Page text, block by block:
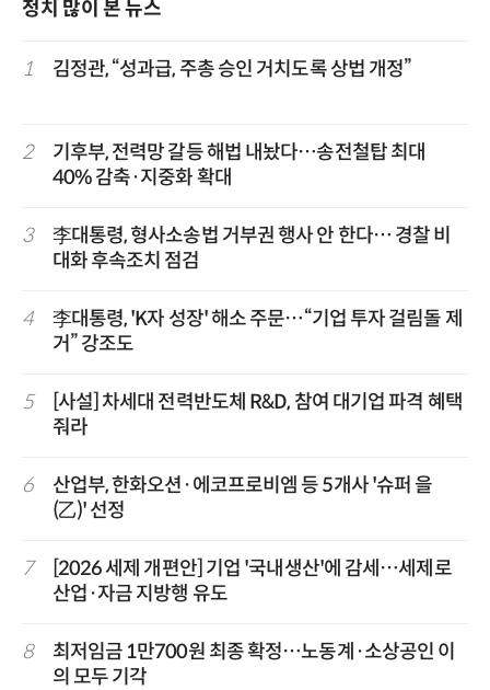
정치 많이 본 뉴스
1 김정관, “성과급, 주총 승인 거치도록 상법 개정”
2
기후부, 전력망 갈등 해법 내놨다…송전철탑 최대
40% 감축·지중화 확대
3
李대통령, 형사소송법 거부권 행사 안 한다… 경찰 비
대화 후속조치 점검
4
李대통령, 'K자 성장' 해소 주문…“기업 투자 걸림돌 제
거” 강조도
5
[사설] 차세대 전력반도체 R&D, 참여 대기업 파격 혜택
줘라
6
산업부, 한화오션·에코프로비엠 등 5개사 '슈퍼 을
(乙)' 선정
7
[2026 세제 개편안] 기업 '국내생산'에 감세…세제로
산업·자금 지방행 유도
8
최저임금 1만700원 최종 확정…노동계·소상공인 이
의 모두 기각